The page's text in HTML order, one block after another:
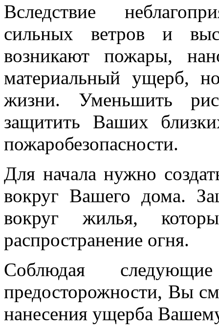
Вследствие
сильных ветров и
возникают пожары,
материальный ущерб,
жизни. Уменьшить
защитить Ваших
пожаробезопасности.
Для начала нужно
вокруг Вашего дома.
вокруг жилья,
распространение огня.
Соблюдая
предосторожности, Вы
нанесения ущерба